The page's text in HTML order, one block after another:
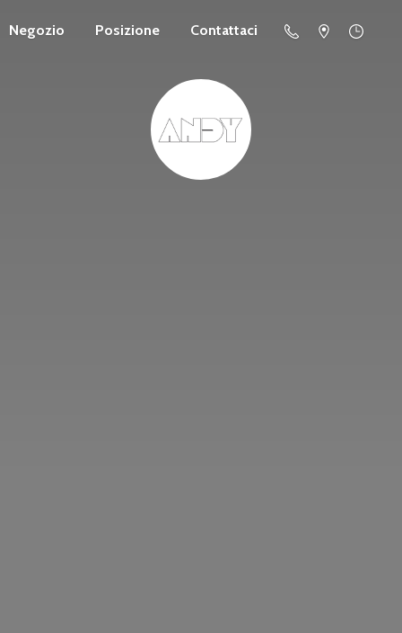
Negozio Posizione Contattaci